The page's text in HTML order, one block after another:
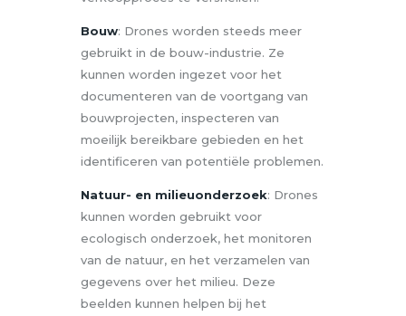
Bouw: Drones worden steeds meer
gebruikt in de bouw-industrie. Ze
kunnen worden ingezet voor het
documenteren van de voortgang van
bouwprojecten, inspecteren van
moeilijk bereikbare gebieden en het
identificeren van potentiële problemen.
Natuur- en milieuonderzoek: Drones
kunnen worden gebruikt voor
ecologisch onderzoek, het monitoren
van de natuur, en het verzamelen van
gegevens over het milieu. Deze
beelden kunnen helpen bij het